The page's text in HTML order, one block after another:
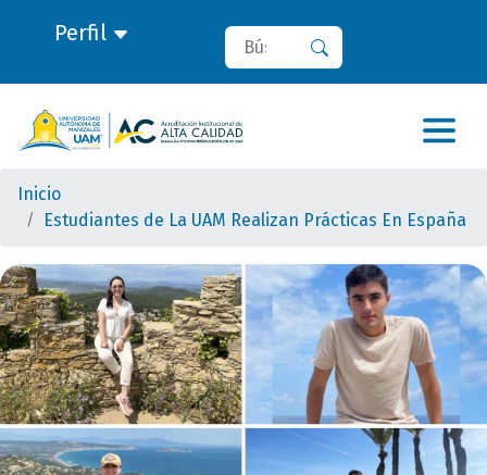
Perfil Buscar
Inicio
Estudiantes de La UAM Realizan Prácticas En España